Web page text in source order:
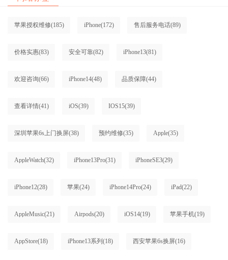
苹果授权维修(185) iPhone(172) 售后服务电话(89)
价格实惠(83) 安全可靠(82) iPhone13(81)
欢迎咨询(66) iPhone14(48) 品质保障(44)
查看详情(41) iOS(39) IOS15(39)
深圳苹果6s上门换屏(38) 预约维修(35) Apple(35)
AppleWatch(32) iPhone13Pro(31) iPhoneSE3(29)
iPhone12(28) 苹果(24) iPhone14Pro(24) iPad(22)
AppleMusic(21) Airpods(20) iOS14(19) 苹果手机(19)
AppStore(18) iPhone13系列 (18) 西安苹果6s换屏(16)